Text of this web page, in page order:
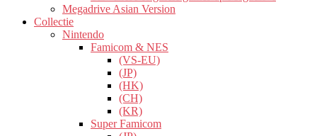
Megadrive Asian Version
Collectie
Nintendo
Famicom & NES
(VS-EU)
(JP)
(HK)
(CH)
(KR)
Super Famicom